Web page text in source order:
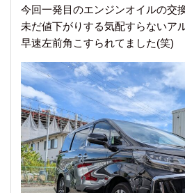
今回一発目のエンジンオイルの交
未だ値下がりする気配すらないア
早速左前角こすられてました(笑)